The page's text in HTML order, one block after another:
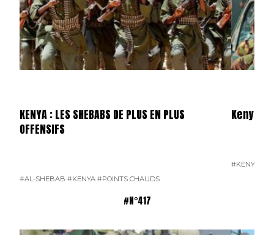
KENYA : LES SHEBABS DE PLUS EN PLUS
OFFENSIFS
#AL-SHEBAB #KENYA #POINTS CHAUDS
Kenya :
#KENYA
#N°417